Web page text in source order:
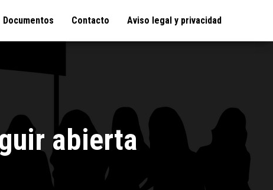
Documentos Contacto Aviso legal y privacidad
abierta